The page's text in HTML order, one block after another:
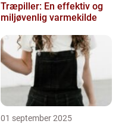
Træpiller: En effektiv og
miljøvenlig varmekilde
01 september 2025